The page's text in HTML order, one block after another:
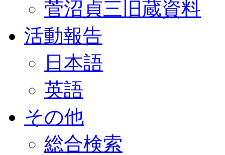
菅沼貞三旧蔵資料
活動報告
日本語
英語
その他
総合検索